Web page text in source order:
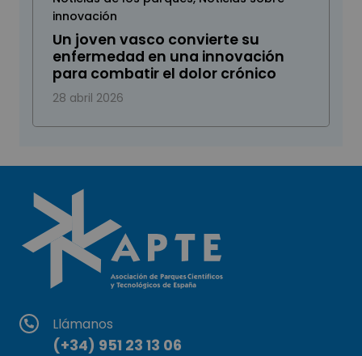
innovación
Un joven vasco convierte su
enfermedad en una innovación
para combatir el dolor crónico
28 abril 2026
Llámanos
(+34) 951 23 13 06